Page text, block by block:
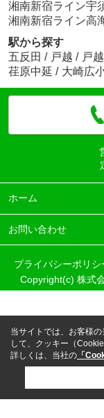
湘南新宿ライン宇
湘南新宿ライン高
駅から探す
五反田 / 戸越 / 戸
荏原中延 / 大崎広
ホーム
お問い合わせ
プライバシーポリシ
Copyright(c) 株式
当サイトでは、お客様
して、クッキー（
詳しくは、当社の 「